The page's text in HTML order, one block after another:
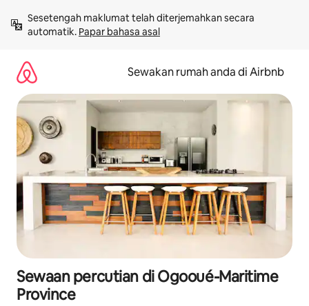
kandungan
Sesetengah maklumat telah diterjemahkan secara
automatik. Papar bahasa asal
Sewakan rumah anda di Airbnb
Sewaan percutian di Ogooué-Maritime
Province